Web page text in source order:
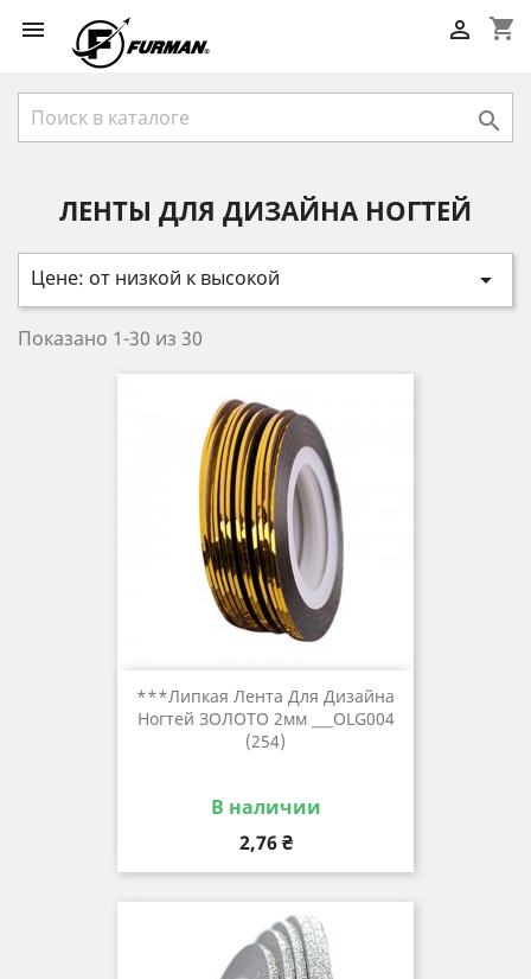
 shopping_cart


ЛЕНТЫ ДЛЯ ДИЗАЙНА НОГТЕЙ
Цене: от низкой к высокой 
Показано 1-30 из 30
***Липкая Лента Для Дизайна
Ногтей ЗОЛОТО 2мм ___OLG004
(254)
В наличии
Цена
2,76 ₴